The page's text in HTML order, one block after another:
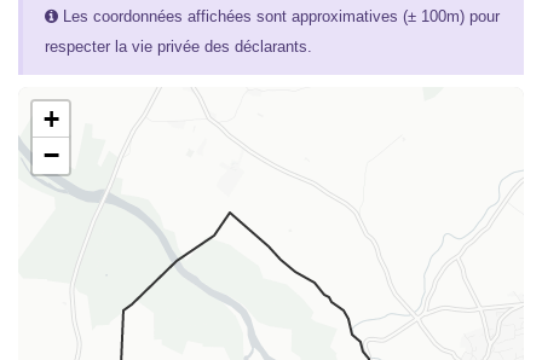
Les coordonnées affichées sont approximatives (± 100m) pour
respecter la vie privée des déclarants.
+
−